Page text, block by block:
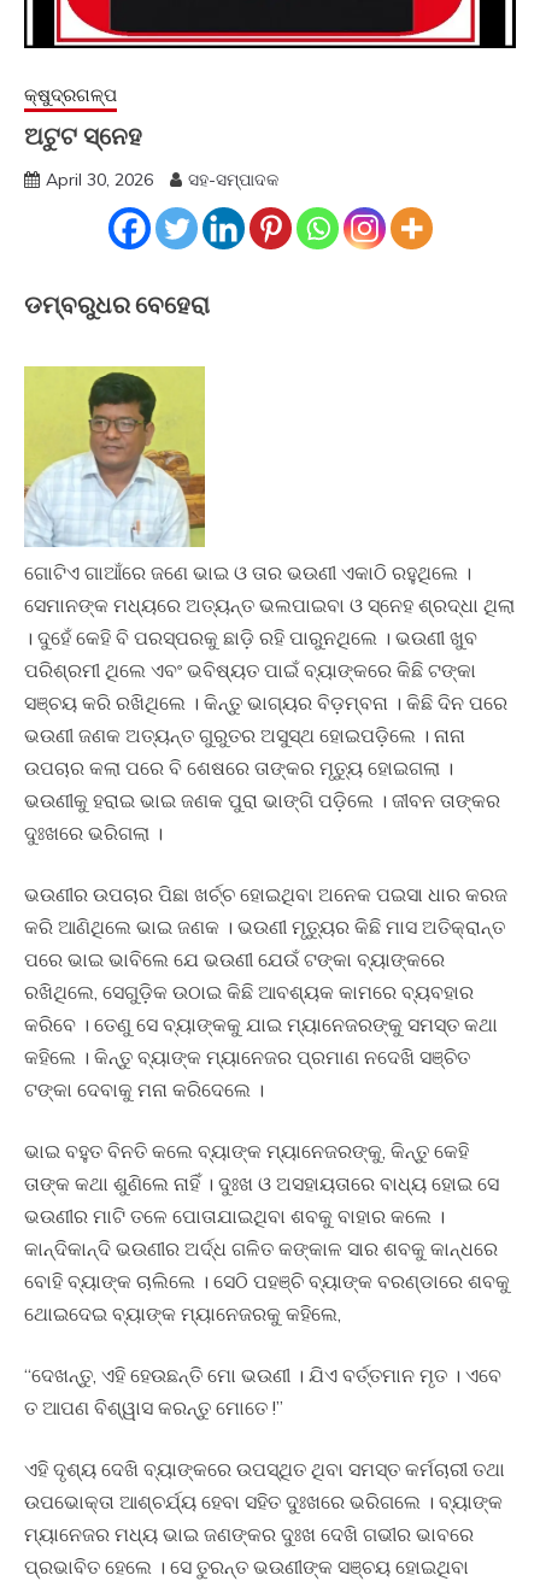
କ୍ଷୁଦ୍ରଗଳ୍ପ
ଅଟୁଟ ସ୍ନେହ
April 30, 2026 ସହ-ସମ୍ପାଦକ
ଡମ୍ବରୁଧର ବେହେରା
ଗୋଟିଏ ଗାଆଁରେ ଜଣେ ଭାଇ ଓ ତାର ଭଉଣୀ ଏକାଠି ରହୁଥିଲେ ।
ସେମାନଙ୍କ ମଧ୍ୟରେ ଅତ୍ୟନ୍ତ ଭଲପାଇବା ଓ ସ୍ନେହ ଶ୍ରଦ୍ଧା ଥିଲା
। ଦୁହେଁ କେହି ବି ପରସ୍ପରକୁ ଛାଡ଼ି ରହି ପାରୁନଥିଲେ । ଭଉଣୀ ଖୁବ
ପରିଶ୍ରମୀ ଥିଲେ ଏବଂ ଭବିଷ୍ୟତ ପାଇଁ ବ୍ୟାଙ୍କରେ କିଛି ଟଙ୍କା
ସଞ୍ଚୟ କରି ରଖିଥିଲେ । କିନ୍ତୁ ଭାଗ୍ୟର ବିଡ଼ମ୍ବନା । କିଛି ଦିନ ପରେ
ଭଉଣୀ ଜଣକ ଅତ୍ୟନ୍ତ ଗୁରୁତର ଅସୁସ୍ଥ ହୋଇପଡ଼ିଲେ । ନାନା
ଉପଚାର କଲା ପରେ ବି ଶେଷରେ ତାଙ୍କର ମୃତ୍ୟୁ ହୋଇଗଲା ।
ଭଉଣୀକୁ ହରାଇ ଭାଇ ଜଣକ ପୁରା ଭାଙ୍ଗି ପଡ଼ିଲେ । ଜୀବନ ତାଙ୍କର
ଦୁଃଖରେ ଭରିଗଲା ।
ଭଉଣୀର ଉପଚାର ପିଛା ଖର୍ଚ୍ଚ ହୋଇଥିବା ଅନେକ ପଇସା ଧାର କରଜ
କରି ଆଣିଥିଲେ ଭାଇ ଜଣକ । ଭଉଣୀ ମୃତ୍ୟୁର କିଛି ମାସ ଅତିକ୍ରାନ୍ତ
ପରେ ଭାଇ ଭାବିଲେ ଯେ ଭଉଣୀ ଯେଉଁ ଟଙ୍କା ବ୍ୟାଙ୍କରେ
ରଖିଥିଲେ, ସେଗୁଡ଼ିକ ଉଠାଇ କିଛି ଆବଶ୍ୟକ କାମରେ ବ୍ୟବହାର
କରିବେ । ତେଣୁ ସେ ବ୍ୟାଙ୍କକୁ ଯାଇ ମ୍ୟାନେଜରଙ୍କୁ ସମସ୍ତ କଥା
କହିଲେ । କିନ୍ତୁ ବ୍ୟାଙ୍କ ମ୍ୟାନେଜର ପ୍ରମାଣ ନଦେଖି ସଞ୍ଚିତ
ଟଙ୍କା ଦେବାକୁ ମନା କରିଦେଲେ ।
ଭାଇ ବହୁତ ବିନତି କଲେ ବ୍ୟାଙ୍କ ମ୍ୟାନେଜରଙ୍କୁ, କିନ୍ତୁ କେହି
ତାଙ୍କ କଥା ଶୁଣିଲେ ନାହିଁ । ଦୁଃଖ ଓ ଅସହାୟତାରେ ବାଧ୍ୟ ହୋଇ ସେ
ଭଉଣୀର ମାଟି ତଳେ ପୋତାଯାଇଥିବା ଶବକୁ ବାହାର କଲେ ।
କାନ୍ଦିକାନ୍ଦି ଭଉଣୀର ଅର୍ଦ୍ଧ ଗଳିତ କଙ୍କାଳ ସାର ଶବକୁ କାନ୍ଧରେ
ବୋହି ବ୍ୟାଙ୍କ ଚାଲିଲେ । ସେଠି ପହଞ୍ଚି ବ୍ୟାଙ୍କ ବରଣ୍ଡାରେ ଶବକୁ
ଥୋଇଦେଇ ବ୍ୟାଙ୍କ ମ୍ୟାନେଜରକୁ କହିଲେ,
“ଦେଖନ୍ତୁ, ଏହି ହେଉଛନ୍ତି ମୋ ଭଉଣୀ । ଯିଏ ବର୍ତ୍ତମାନ ମୃତ । ଏବେ
ତ ଆପଣ ବିଶ୍ୱାସ କରନ୍ତୁ ମୋତେ !”
ଏହି ଦୃଶ୍ୟ ଦେଖି ବ୍ୟାଙ୍କରେ ଉପସ୍ଥିତ ଥିବା ସମସ୍ତ କର୍ମଚାରୀ ତଥା
ଉପଭୋକ୍ତା ଆଶ୍ଚର୍ଯ୍ୟ ହେବା ସହିତ ଦୁଃଖରେ ଭରିଗଲେ । ବ୍ୟାଙ୍କ
ମ୍ୟାନେଜର ମଧ୍ୟ ଭାଇ ଜଣଙ୍କର ଦୁଃଖ ଦେଖି ଗଭୀର ଭାବରେ
ପ୍ରଭାବିତ ହେଲେ । ସେ ତୁରନ୍ତ ଭଉଣୀଙ୍କ ସଞ୍ଚୟ ହୋଇଥିବା